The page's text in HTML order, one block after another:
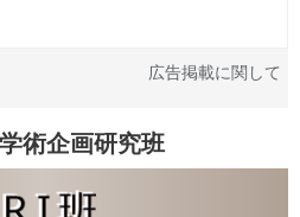
広告掲載に関して
術企画研究班